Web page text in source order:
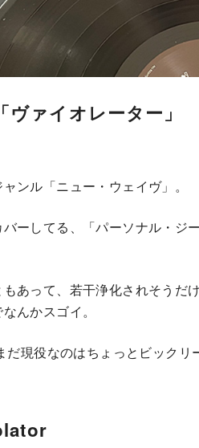
ァイオレーター」
ンル「ニュー・ウェイヴ」。
ーしてる、「パーソナル・ジ
あって、若干浄化されそうだ
んかスゴイ。
現役なのはちょっとビックリ